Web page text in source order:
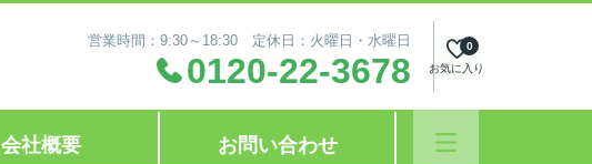
営業時間：9:30～18:30 定休日：火曜日・水曜日
0120-22-3678 お気に入り
0
会社概要 お問い合わせ